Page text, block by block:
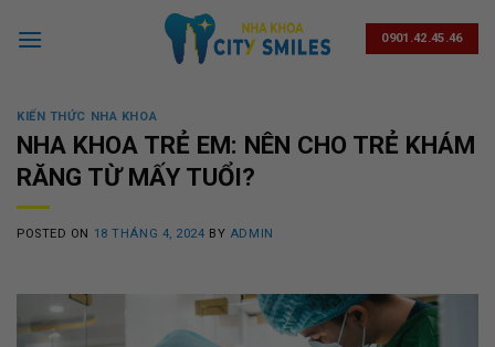
0901.42.45.46
KIẾN THỨC NHA KHOA
NHA KHOA TRẺ EM: NÊN CHO TRẺ KHÁM
RĂNG TỪ MẤY TUỔI?
POSTED ON 18 THÁNG 4, 2024 BY ADMIN